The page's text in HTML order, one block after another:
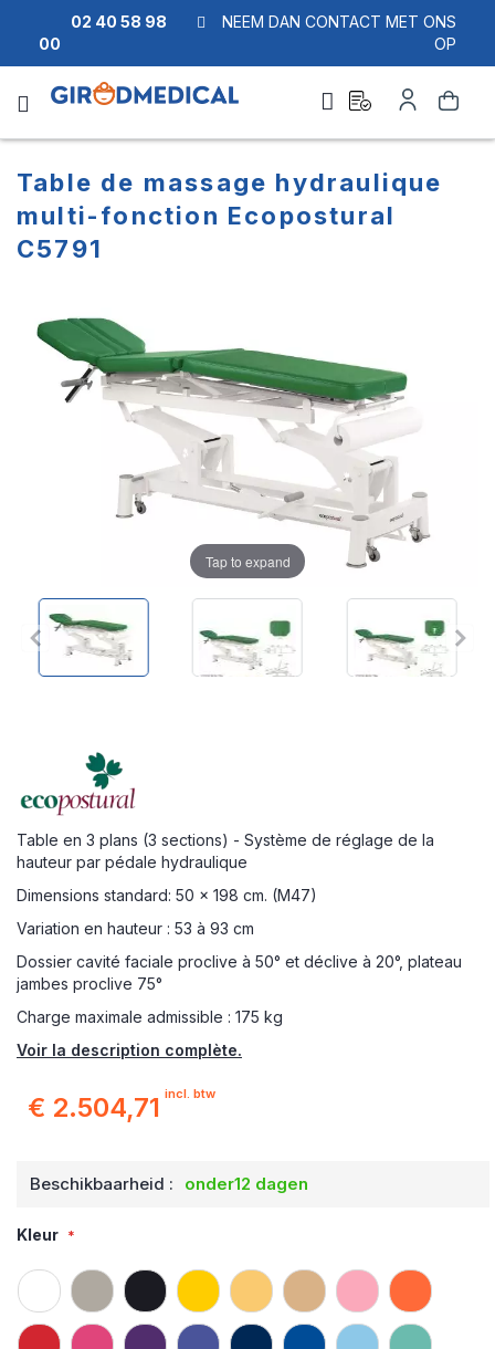
02 40 58 98
00
NEEM DAN CONTACT MET ONS
OP
Zoek
quote
Table de massage hydraulique
multi-fonction Ecopostural
C5791
Table en 3 plans (3 sections) - Système de réglage de la
hauteur par pédale hydraulique
Dimensions standard: 50 x 198 cm. (M47)
Variation en hauteur : 53 à 93 cm
Dossier cavité faciale proclive à 50° et déclive à 20°, plateau
jambes proclive 75°
Charge maximale admissible : 175 kg
Voir la description complète.
€ 2.504,71 incl. btw
Beschikbaarheid : onder12 dagen
Kleur
het
einde
het
begin
Tap to expand